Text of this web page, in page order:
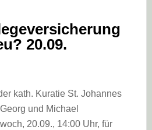
20.09.
kath. Kuratie St. Johannes
und Michael
20.09., 14:00 Uhr, für